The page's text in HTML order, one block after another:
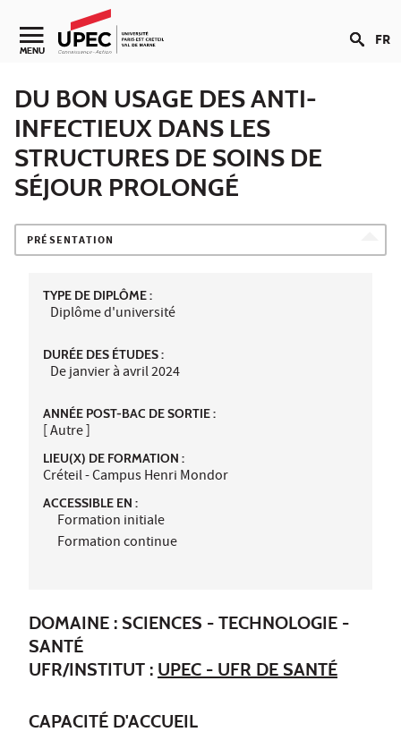
Aller au contenu
Navigation secondaire
MENU FR
DU BON USAGE DES ANTI-
INFECTIEUX DANS LES
STRUCTURES DE SOINS DE
SÉJOUR PROLONGÉ
PRÉSENTATION
TYPE DE DIPLÔME :
Diplôme d'université
DURÉE DES ÉTUDES :
De janvier à avril 2024
ANNÉE POST-BAC DE SORTIE :
[ Autre ]
LIEU(X) DE FORMATION :
Créteil - Campus Henri Mondor
ACCESSIBLE EN :
Formation initiale
Formation continue
DOMAINE : SCIENCES - TECHNOLOGIE -
SANTÉ
UFR/INSTITUT : UPEC - UFR DE SANTÉ
CAPACITÉ D'ACCUEIL